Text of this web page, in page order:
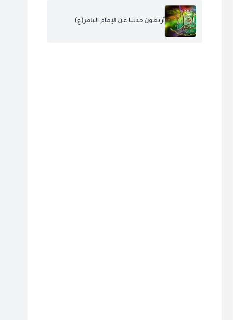
أربعون حديثا عن الإمام الباقر(ع)